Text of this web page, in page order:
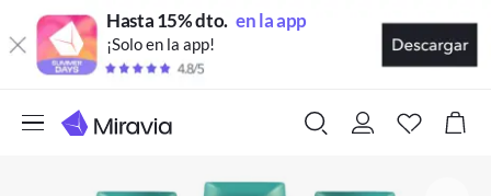
Hasta 15% dto. en la app
¡Solo en la app!